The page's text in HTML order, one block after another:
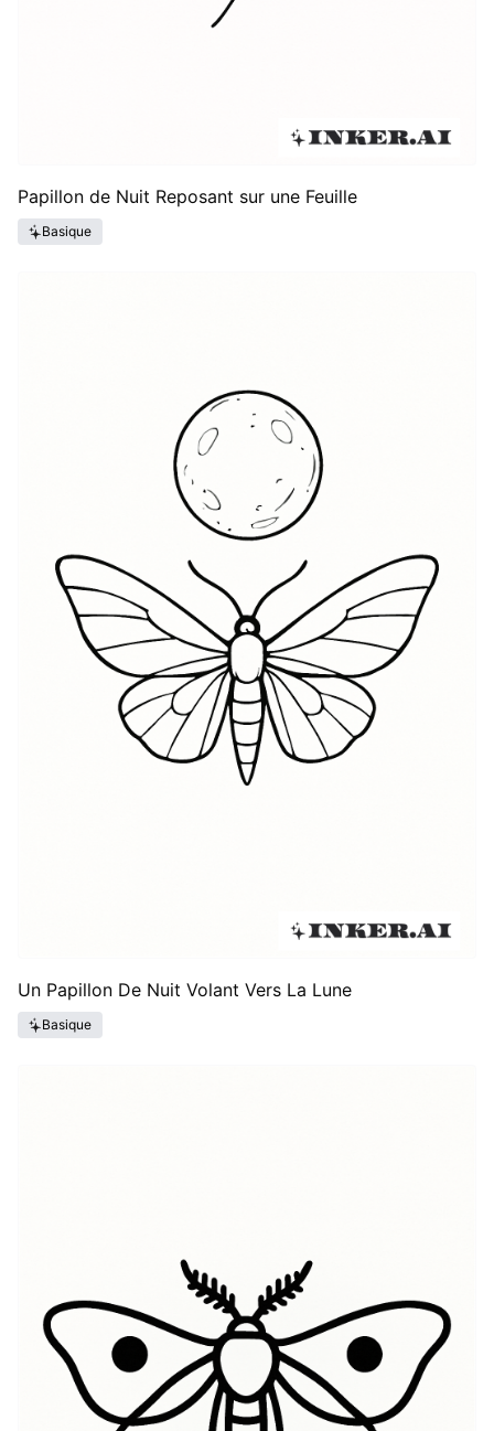
Papillon de Nuit Reposant sur une Feuille
Basique
Un Papillon De Nuit Volant Vers La Lune
Basique